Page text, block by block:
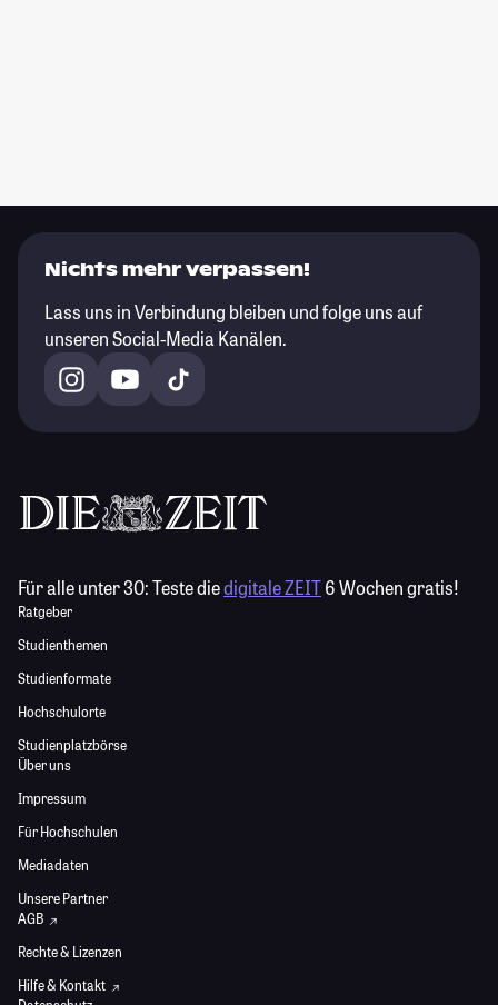
Nichts mehr verpassen!
Lass uns in Verbindung bleiben und folge uns auf
unseren Social-Media Kanälen.
Für alle unter 30:Teste diedigitale ZEIT6 Wochen gratis!
Ratgeber
Studienthemen
Studienformate
Hochschulorte
Studienplatzbörse
Über uns
Impressum
Für Hochschulen
Mediadaten
Unsere Partner
AGB
Rechte & Lizenzen
Hilfe & Kontakt